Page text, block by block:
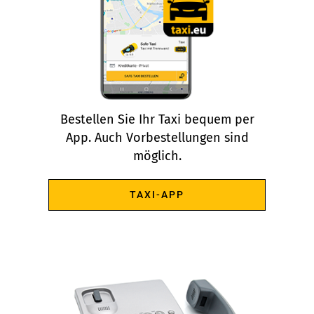
Bestellen Sie Ihr Taxi bequem per
App. Auch Vorbestellungen sind
möglich.
TAXI-APP